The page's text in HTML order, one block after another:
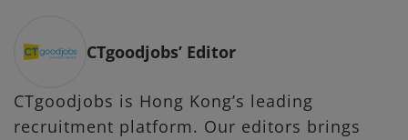
CTgoodjobs’ Editor
CTgoodjobs is Hong Kong’s leading
recruitment platform. Our editors brings